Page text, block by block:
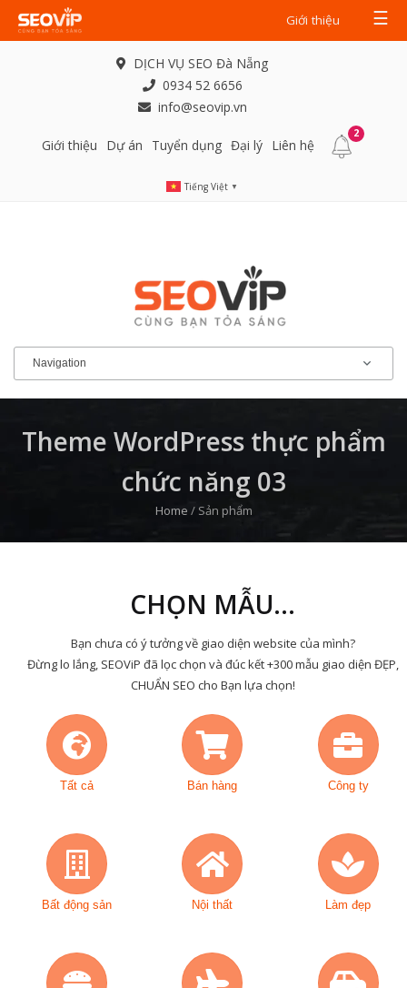
Giới thiệu ☰
DỊCH VỤ SEO Đà Nẵng
0934 52 6656
info@seovip.vn
Giới thiệu Dự án Tuyển dụng Đại lý Liên hệ
2
Tiếng Việt ▼
Theme WordPress thực phẩm
chức năng 03
Home / Sản phẩm
CHỌN MẪU...
Bạn chưa có ý tưởng về giao diện website của mình?
Đừng lo lắng, SEOViP đã lọc chọn và đúc kết +300 mẫu giao diện ĐẸP,
CHUẨN SEO cho Bạn lựa chọn!
Tất cả Bán hàng Công ty
Bất động sản Nội thất Làm đẹp